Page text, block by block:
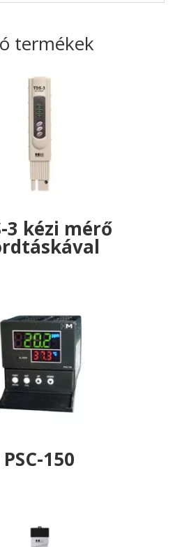
termékek
3 kézi mérő
PSC-150